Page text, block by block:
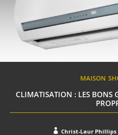
MAISON
CLIMATISATION : LES BONS
 Christ-Laur Phillips